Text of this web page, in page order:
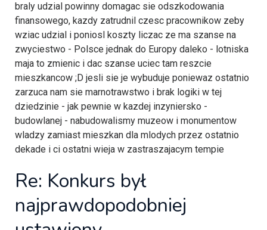
braly udzial powinny domagac sie odszkodowania
finansowego, kazdy zatrudnil czesc pracownikow zeby
wziac udzial i poniosl koszty liczac ze ma szanse na
zwyciestwo - Polsce jednak do Europy daleko - lotniska
maja to zmienic i dac szanse uciec tam reszcie
mieszkancow ;D jesli sie je wybuduje poniewaz ostatnio
zarzuca nam sie marnotrawstwo i brak logiki w tej
dziedzinie - jak pewnie w kazdej inzyniersko -
budowlanej - nabudowalismy muzeow i monumentow
wladzy zamiast mieszkan dla mlodych przez ostatnio
dekade i ci ostatni wieja w zastraszajacym tempie
Re: Konkurs był
najprawdopodobniej